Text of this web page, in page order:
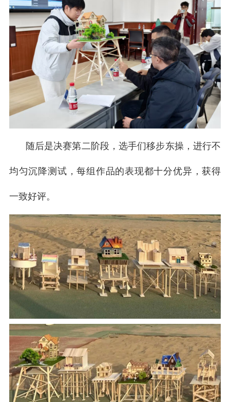
随后是决赛第二阶段，选手们移步东操，进行不
均匀沉降测试，每组作品的表现都十分优异，获得
一致好评。